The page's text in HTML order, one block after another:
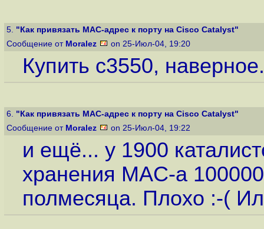
5. "Как привязать MAC-адрес к порту на Cisco Catalyst"
Сообщение от Moralez on 25-Июл-04, 19:20
Купить c3550,
6. "Как привязать MAC-адрес к порту на Cisco Catalyst"
Сообщение от Moralez on 25-Июл-04, 19:22
и ещё... у 1900
хранения MAC-а
полмесяца. Плохо :-(